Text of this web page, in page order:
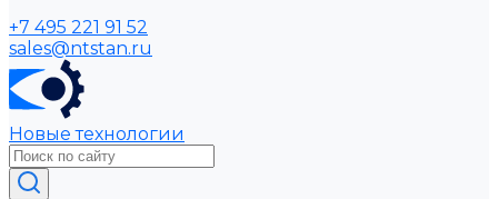
+7 495 221 91 52
sales@ntstan.ru
Новые технологии